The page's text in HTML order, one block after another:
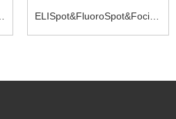
ELISpot&FluoroSpot&FociSpot